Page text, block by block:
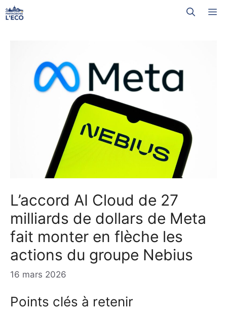
Aller
au
L’accord AI Cloud de 27
milliards de dollars de Meta
fait monter en flèche les
actions du groupe Nebius
16 mars 2026
Points clés à retenir